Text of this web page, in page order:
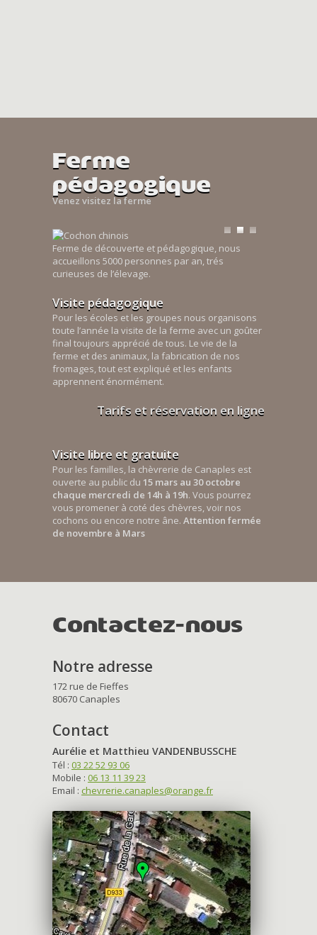
Ferme
pédagogique
Venez visitez la ferme
Ferme de découverte et pédagogique, nous
accueillons 5000 personnes par an, trés
curieuses de l’élevage.
Visite pédagogique
Pour les écoles et les groupes nous organisons
toute l’année la visite de la ferme avec un goûter
final toujours apprécié de tous. Le vie de la
ferme et des animaux, la fabrication de nos
fromages, tout est expliqué et les enfants
apprennent énormément.
Tarifs et réservation en ligne
Visite libre et gratuite
Pour les familles, la chèvrerie de Canaples est
ouverte au public du 15 mars au 30 octobre
chaque mercredi de 14h à 19h. Vous pourrez
vous promener à coté des chèvres, voir nos
cochons ou encore notre âne. Attention fermée
de novembre à Mars
Contactez-nous
Notre adresse
172 rue de Fieffes
80670 Canaples
Contact
Aurélie et Matthieu VANDENBUSSCHE
Tél : 03 22 52 93 06
Mobile : 06 13 11 39 23
Email : chevrerie.canaples@orange.fr